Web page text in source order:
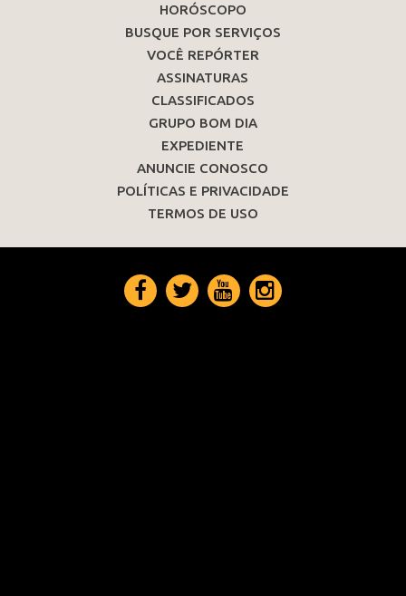
HORÓSCOPO
BUSQUE POR SERVIÇOS
VOCÊ REPÓRTER
ASSINATURAS
CLASSIFICADOS
GRUPO BOM DIA
EXPEDIENTE
ANUNCIE CONOSCO
POLÍTICAS E PRIVACIDADE
TERMOS DE USO